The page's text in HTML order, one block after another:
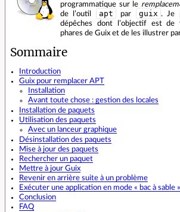
programmatique sur le
de l’outil
apt par guix . Je
dépêches dont l’objectif est de
phares de Guix et de les illustrer
Sommaire
Introduction
Guix pour remplacer APT
Installation
Avant toute chose : gestion des locales
Installation de paquets
Utilisation des paquets
Avec un lanceur graphique
Désinstallation des paquets
Mise à jour des paquets
Rechercher un paquet
Mettre à jour Guix
Revenir en arrière suite à un problème
Exécuter une application en mode « bac à sable »
Conclusion
FAQ